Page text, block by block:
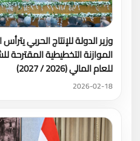
وزير الدولة للإنتاج الحربي
الموازنة التخطيطية المقترحة
للعام المالي (2026 / 2027)
2026-02-18